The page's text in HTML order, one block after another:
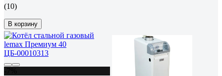
(10)
В корзину